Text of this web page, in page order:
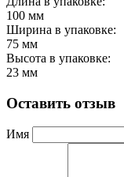
100 мм
Ширина в упаковке:
75 мм
Высота в упаковке:
23 мм
Оставить отзыв
Имя